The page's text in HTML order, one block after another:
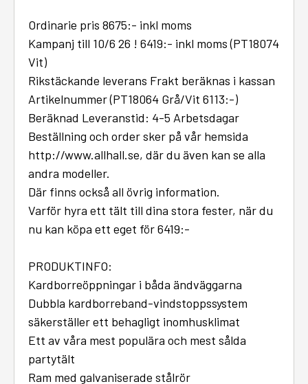
Ordinarie pris 8675:- inkl moms
Kampanj till 10/6 26 ! 6419:- inkl moms (PT18074
Vit)
Rikstäckande leverans Frakt beräknas i kassan
Artikelnummer (PT18064 Grå/Vit 6113:-)
Beräknad Leveranstid: 4-5 Arbetsdagar
Beställning och order sker på vår hemsida
http://www.allhall.se, där du även kan se alla
andra modeller.
Där finns också all övrig information.
Varför hyra ett tält till dina stora fester, när du
nu kan köpa ett eget för 6419:-
PRODUKTINFO:
Kardborreöppningar i båda ändväggarna
Dubbla kardborreband-vindstoppssystem
säkerställer ett behagligt inomhusklimat
Ett av våra mest populära och mest sålda
partytält
Ram med galvaniserade stålrör